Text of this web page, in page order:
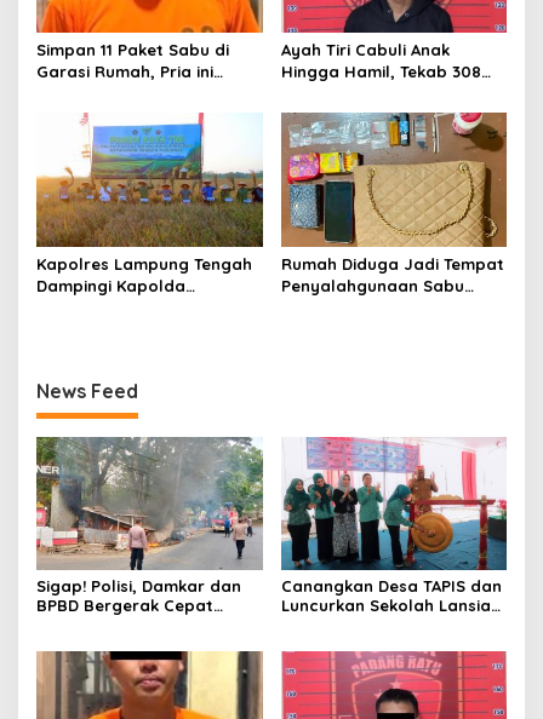
Simpan 11 Paket Sabu di
Garasi Rumah, Pria ini
Polres Lampung Tengah
Ayah Tiri Cabuli Anak
Hingga Hamil, Tekab 308
Bergerak Cepat Amankan
Pelaku
Kapolres Lampung Tengah
Dampingi Kapolda
Pangan
Rumah Diduga Jadi Tempat
Penyalahgunaan Sabu
News Feed
Sigap! Polisi, Damkar dan
BPBD Bergerak Cepat
Bandar Jaya
Canangkan Desa TAPIS dan
Luncurkan Sekolah Lansia
Dorong Pembangunan SDM
Dimulai dari Desa